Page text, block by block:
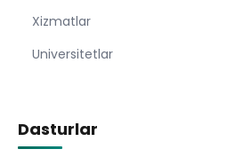
Xizmatlar
Universitetlar
Dasturlar